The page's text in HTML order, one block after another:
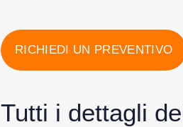
RICHIEDI UN PREVENTIVO
Tutti i dettagli